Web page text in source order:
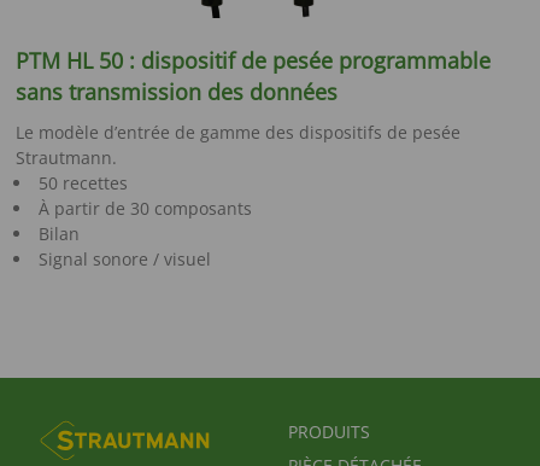
PTM HL 50 : dispositif de pesée programmable
sans transmission des données
Le modèle d’entrée de gamme des dispositifs de pesée
Strautmann.
50 recettes
À partir de 30 composants
Bilan
Signal sonore / visuel
FUSSBEREICHSMENÜ
PRODUITS